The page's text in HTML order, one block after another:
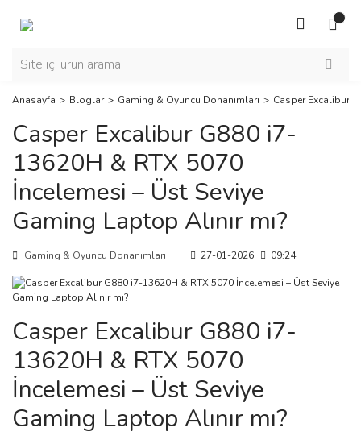
Anasayfa Bloglar Gaming & Oyuncu Donanımları Casper Excalibur
Casper Excalibur G880 i7-
13620H & RTX 5070
İncelemesi – Üst Seviye
Gaming Laptop Alınır mı?
Gaming & Oyuncu Donanımları 27-01-2026 09:24
Casper Excalibur G880 i7-
13620H & RTX 5070
İncelemesi – Üst Seviye
Gaming Laptop Alınır mı?